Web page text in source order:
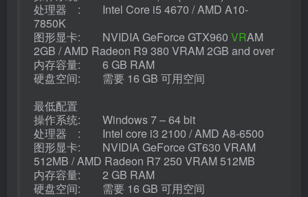
处理器 : Intel Core i5 4670 / AMD A10-
7850K
图形显卡: NVIDIA GeForce GTX960 VRAM
2GB / AMD Radeon R9 380 VRAM 2GB and over
内存容量: 6 GB RAM
硬盘空间: 需要 16 GB 可用空间
最低配置
操作系统: Windows 7 – 64 bit
处理器 : Intel core i3 2100 / AMD A8-6500
图形显卡: NVIDIA GeForce GT630 VRAM
512MB / AMD Radeon R7 250 VRAM 512MB
内存容量: 2 GB RAM
硬盘空间: 需要 16 GB 可用空间